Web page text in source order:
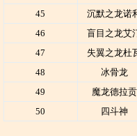
45
沉默之龙诺
46
盲目之龙艾
47
失翼之龙杜
48
冰骨龙
49
魔龙德拉贡
50
四斗神